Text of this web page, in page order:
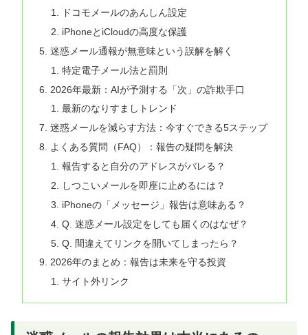
ドコモメールのあんしん設定
iPhoneとiCloudの高度な保護
迷惑メール通報が無意味という誤解を解く
特定電子メール法と罰則
2026年最新：AIが予測する「次」の詐欺手口
最新のなりすましトレンド
迷惑メールを減らす方法：今すぐできる5ステップ
よくある質問（FAQ）：報告の疑問を解決
報告すると自分のアドレスがバレる？
しつこいメールを即座に止めるには？
iPhoneの「メッセージ」報告は意味ある？
Q. 迷惑メール設定をしても届くのはなぜ？
Q. 間違えてリンクを開いてしまったら？
2026年のまとめ：報告は未来を守る投資
サイト外リンク